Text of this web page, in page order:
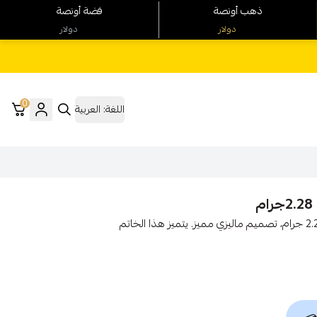
اللغة: العربية 0
اكتشف أناقة لا مثيل لها مع **خاتم زركون ذهب 18**، وزن 2.28 جرام، تصميم ماليزي مميز. يتميز هذا الخاتم
فضة أونصة
دولار
ذهب أونصة
دولار